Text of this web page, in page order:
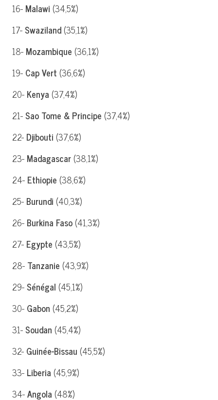
16- Malawi (34,5%)
17-Swaziland(35,1%)
18- Mozambique (36,1%)
19- Cap Vert (36,6%)
20- Kenya (37,4%)
21-Sao Tome & Principe (37,4%)
22- Djibouti (37,6%)
23- Madagascar(38,1%)
24- Ethiopie (38,6%)
25- Burundi (40,3%)
26- Burkina Faso(41,3%)
27- Egypte (43,5%)
28- Tanzanie (43,9%)
29-Sénégal (45,1%)
30- Gabon (45,2%)
31-Soudan (45,4%)
32- Guinée-Bissau (45,5%)
33- Liberia (45,9%)
34-Angola (48%)